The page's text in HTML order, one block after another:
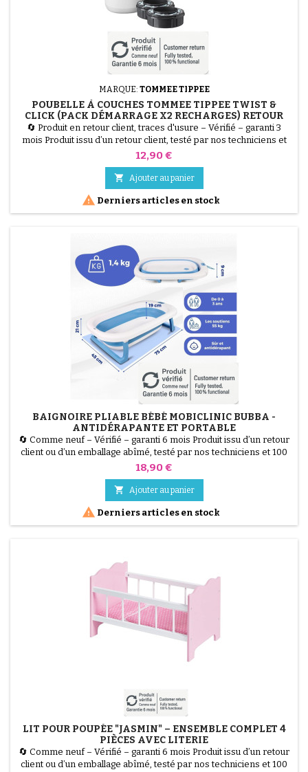
MARQUE: TOMMEE TIPPEE
POUBELLE À COUCHES TOMMEE TIPPEE TWIST &
CLICK (PACK DÉMARRAGE X2 RECHARGES) RETOUR
CLIENT, TRACES D'USURE
🔄 Produit en retour client, traces d'usure – Vérifié – garanti 3
mois Produit issu d’un retour client, testé par nos techniciens et
100 % fonctionnel. La Poubelle à Couches Tommee Tippee Twist
bébé. Grâce à son mécanisme Twist &amp; Click, chaque couche
est enveloppée individuellement par...
Prix
12,90 €
 Ajouter au panier
 Derniers articles en stock
BAIGNOIRE PLIABLE BÉBÉ MOBICLINIC BUBBA -
ANTIDÉRAPANTE ET PORTABLE
🔄 Comme neuf – Vérifié – garanti 6 mois Produit issu d’un retour
client ou d’un emballage abîmé, testé par nos techniciens et 100
% fonctionnel. Gagnez de la place sans sacrifier le confort ! La
petits espaces et les voyages. Dotée d'un intérieur et de pieds
antidérapants pour une...
Prix
18,90 €
 Ajouter au panier
 Derniers articles en stock
LIT POUR POUPÉE "JASMIN" – ENSEMBLE COMPLET 4
PIÈCES AVEC LITERIE
🔄 Comme neuf – Vérifié – garanti 6 mois Produit issu d’un retour
client ou d’un emballage abîmé, testé par nos techniciens et 100